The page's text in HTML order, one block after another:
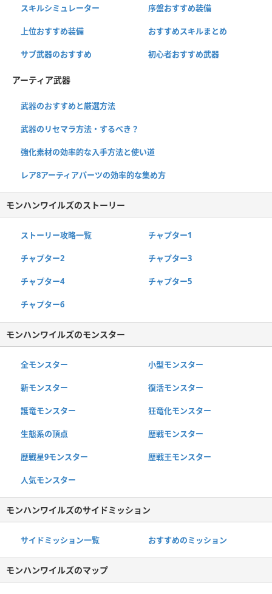
スキルシミュレーター 序盤おすすめ装備
上位おすすめ装備 おすすめスキルまとめ
サブ武器のおすすめ 初心者おすすめ武器
アーティア武器
武器のおすすめと厳選方法
武器のリセマラ方法・するべき？
強化素材の効率的な入手方法と使い道
レア8アーティアパーツの効率的な集め方
モンハンワイルズのストーリー
ストーリー攻略一覧 チャプター1
チャプター2 チャプター3
チャプター4 チャプター5
チャプター6
モンハンワイルズのモンスター
全モンスター 小型モンスター
新モンスター 復活モンスター
護竜モンスター 狂竜化モンスター
生態系の頂点 歴戦モンスター
歴戦星9モンスター 歴戦王モンスター
人気モンスター
モンハンワイルズのサイドミッション
サイドミッション一覧 おすすめのミッション
モンハンワイルズのマップ